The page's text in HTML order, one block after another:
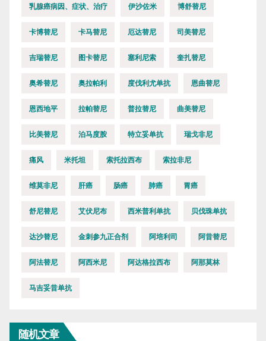
乳腺癌病因、症状、治疗 伊沙佐米 博舒替尼
卡博替尼 卡马替尼 厄达替尼 司美替尼
吉瑞替尼 图卡替尼 塞利尼索 奎扎替尼
奥希替尼 奥拉帕利 度伐利尤单抗 恩曲替尼
恩西地平 拉帕替尼 普拉替尼 曲美替尼
比美替尼 泊马度胺 特立妥单抗 瑞戈非尼
痛风 米托坦 索托拉西布 索拉非尼
维莫非尼 肝癌 肠癌 肺癌 胃癌
舒尼替尼 艾伏尼布 西米普利单抗 贝伐珠单抗
达沙替尼 金刺参九正合剂 阿培利司 阿昔替尼
阿法替尼 阿西米尼 阿达格拉西布 阿那莫林
马吉妥昔单抗
随机文章